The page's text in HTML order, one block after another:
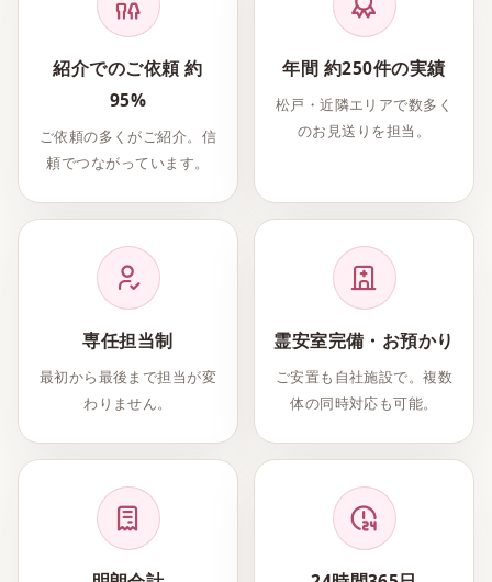
紹介でのご依頼 約
95%
ご依頼の多くがご紹介。信
頼でつながっています。
年間 約250件の実績
松戸・近隣エリアで数多く
のお見送りを担当。
専任担当制
最初から最後まで担当が変
わりません。
霊安室完備・お預かり
ご安置も自社施設で。複数
体の同時対応も可能。